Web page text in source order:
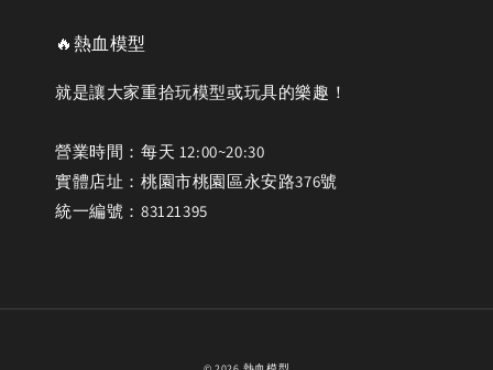
🔥熱血模型
就是讓大家重拾玩模型或玩具的樂趣！
營業時間：每天 12:00~20:30
實體店址：桃園市桃園區永安路376號
統一編號：83121395